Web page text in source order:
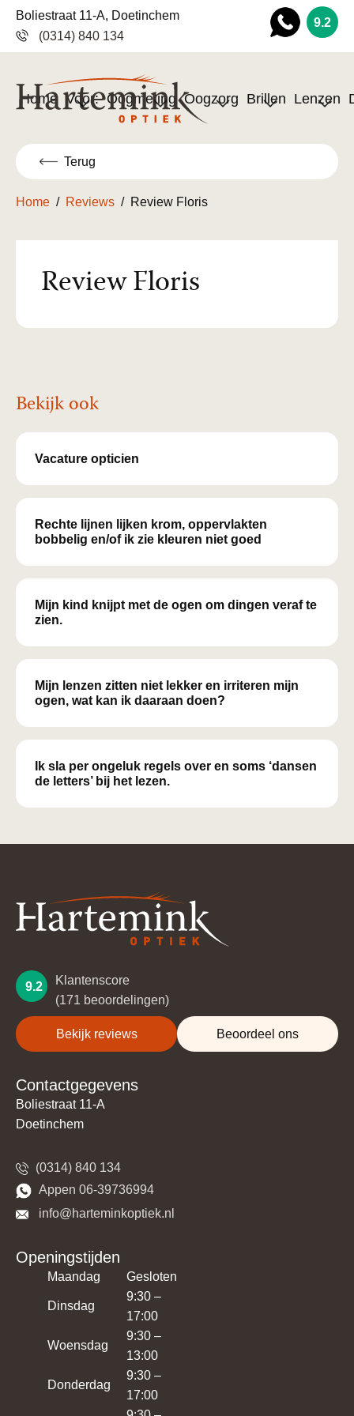
9.2
Boliestraat 11-A, Doetinchem
(0314) 840 134
Home Voor: Oogmeting Oogzorg Brillen Lenzen
Terug
Home / Reviews / Review Floris
Review Floris
Bekijk ook
Vacature opticien
Rechte lijnen lijken krom, oppervlakten
bobbelig en/of ik zie kleuren niet goed
Mijn kind knijpt met de ogen om dingen veraf te
zien.
Mijn lenzen zitten niet lekker en irriteren mijn
ogen, wat kan ik daaraan doen?
Ik sla per ongeluk regels over en soms ‘dansen
de letters’ bij het lezen.
Contactgegevens
Boliestraat 11-A
Doetinchem
(0314) 840 134
​​Appen 06-39736994
​​​ info@harteminkoptiek.nl
Openingstijden
Maandag Gesloten
Dinsdag
9:30 –
17:00
Woensdag
9:30 –
13:00
Donderdag
9:30 –
17:00
9.2
Klantenscore
(171 beoordelingen)
Bekijk reviews Beoordeel ons